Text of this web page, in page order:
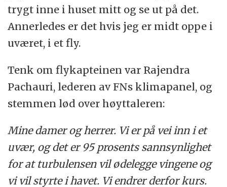
trygt inne i huset mitt og se ut på det.
Annerledes er det hvis jeg er midt oppe i
uværet, i et fly.
Tenk om flykapteinen var Rajendra
Pachauri, lederen av FNs klimapanel, og
stemmen lød over høyttaleren:
Mine damer og herrer. Vi er på vei inn i et
uvær, og det er 95 prosents sannsynlighet
for at turbulensen vil ødelegge vingene og
vi vil styrte i havet. Vi endrer derfor kurs.